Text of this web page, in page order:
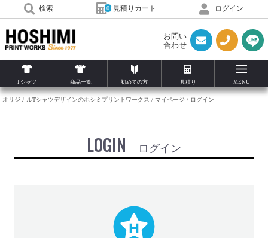
検索 0 見積りカート ログイン
お問い
合わせ
Tシャツ 商品一覧 初めての方 見積り MENU
オリジナルTシャツデザインのホシミプリントワークス マイページ ログイン
LOGIN ログイン